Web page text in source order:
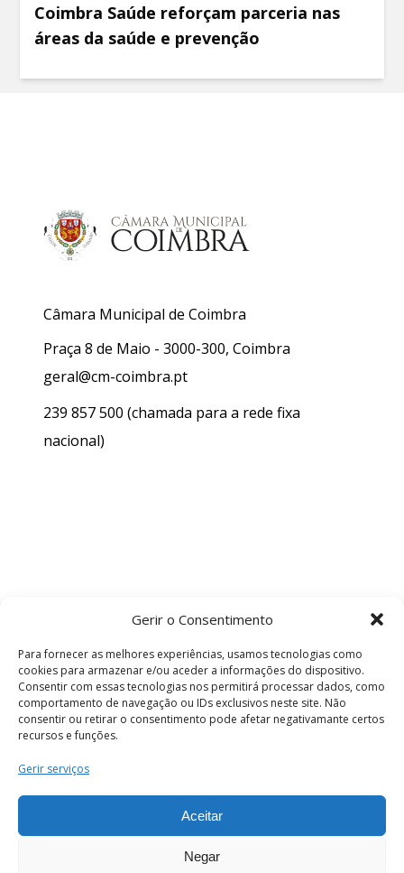
Gerir o Consentimento
Para fornecer as melhores experiências, usamos tecnologias como
cookies para armazenar e/ou aceder a informações do dispositivo.
Consentir com essas tecnologias nos permitirá processar dados, como
comportamento de navegação ou IDs exclusivos neste site. Não
consentir ou retirar o consentimento pode afetar negativamante certos
recursos e funções.
Gerir serviços
Aceitar
Negar
Coimbra Saúde reforçam parceria nas
áreas da saúde e prevenção
Câmara Municipal de Coimbra
Praça 8 de Maio - 3000-300, Coimbra
geral@cm-coimbra.pt
239 857 500 (chamada para a rede fixa
nacional)
Termos e Condições
os direitos reservados.